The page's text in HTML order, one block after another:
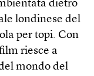
dietro
londinese del
per topi. Con
riesce a
mondo del